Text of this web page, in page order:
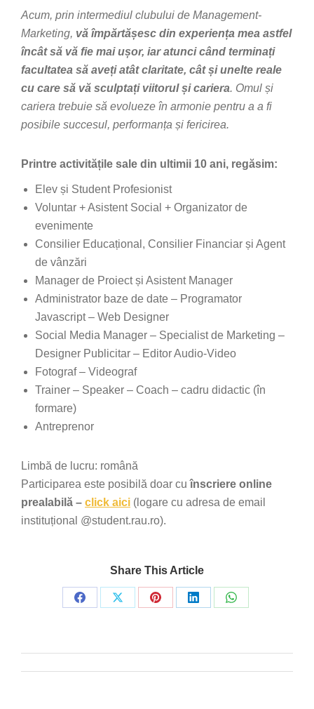
Acum, prin intermediul clubului de Management-
Marketing, vă împărtășesc din experiența mea astfel
încât să vă fie mai ușor, iar atunci când terminați
facultatea să aveți atât claritate, cât și unelte reale
cu care să vă sculptați viitorul și cariera. Omul și
cariera trebuie să evolueze în armonie pentru a a fi
posibile succesul, performanța și fericirea.
Printre activitățile sale din ultimii 10 ani, regăsim:
Elev și Student Profesionist
Voluntar + Asistent Social + Organizator de
evenimente
Consilier Educațional, Consilier Financiar și Agent
de vânzări
Manager de Proiect și Asistent Manager
Administrator baze de date – Programator
Javascript – Web Designer
Social Media Manager – Specialist de Marketing –
Designer Publicitar – Editor Audio-Video
Fotograf – Videograf
Trainer – Speaker – Coach – cadru didactic (în
formare)
Antreprenor
Limbă de lucru: română
Participarea este posibilă doar cuînscriere online
prealabilă – click aici (logare cu adresa de email
instituțional @student.rau.ro).
Share This Article
Share
Share
Share
Share
Share
Post